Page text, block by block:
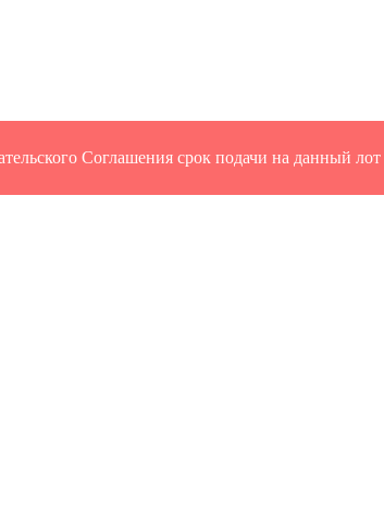
Соглашения срок подачи на данный лот